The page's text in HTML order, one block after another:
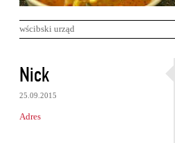
wścibski urząd
K
o
m
e
Nick
25.09.2015
Adres